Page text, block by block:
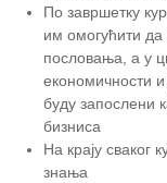
По завршетку
им омогућити
пословања, а у
економичности и
буду запослени
бизниса
На крају сваког
знања